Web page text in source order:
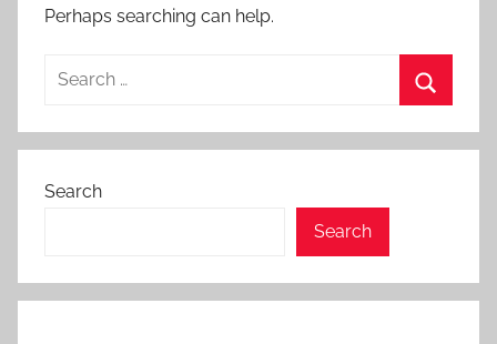
Perhaps searching can help.
Search
Search
Search